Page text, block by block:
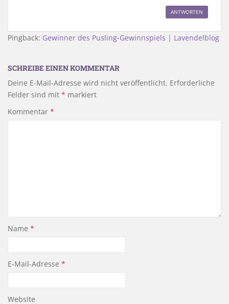
ANTWORTEN
Pingback: Gewinner des Pusling-Gewinnspiels | Lavendelblog
SCHREIBE EINEN KOMMENTAR
Deine E-Mail-Adresse wird nicht veröffentlicht. Erforderliche
Felder sind mit * markiert
Kommentar *
Name *
E-Mail-Adresse *
Website